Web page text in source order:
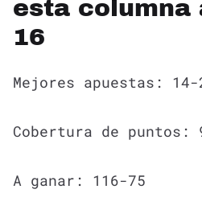
esta columna
16
Mejores apuestas: 14-
Cobertura de puntos:
A ganar: 116-75